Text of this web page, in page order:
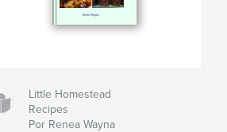
Little Homestead
Recipes
Por Renea Wayna